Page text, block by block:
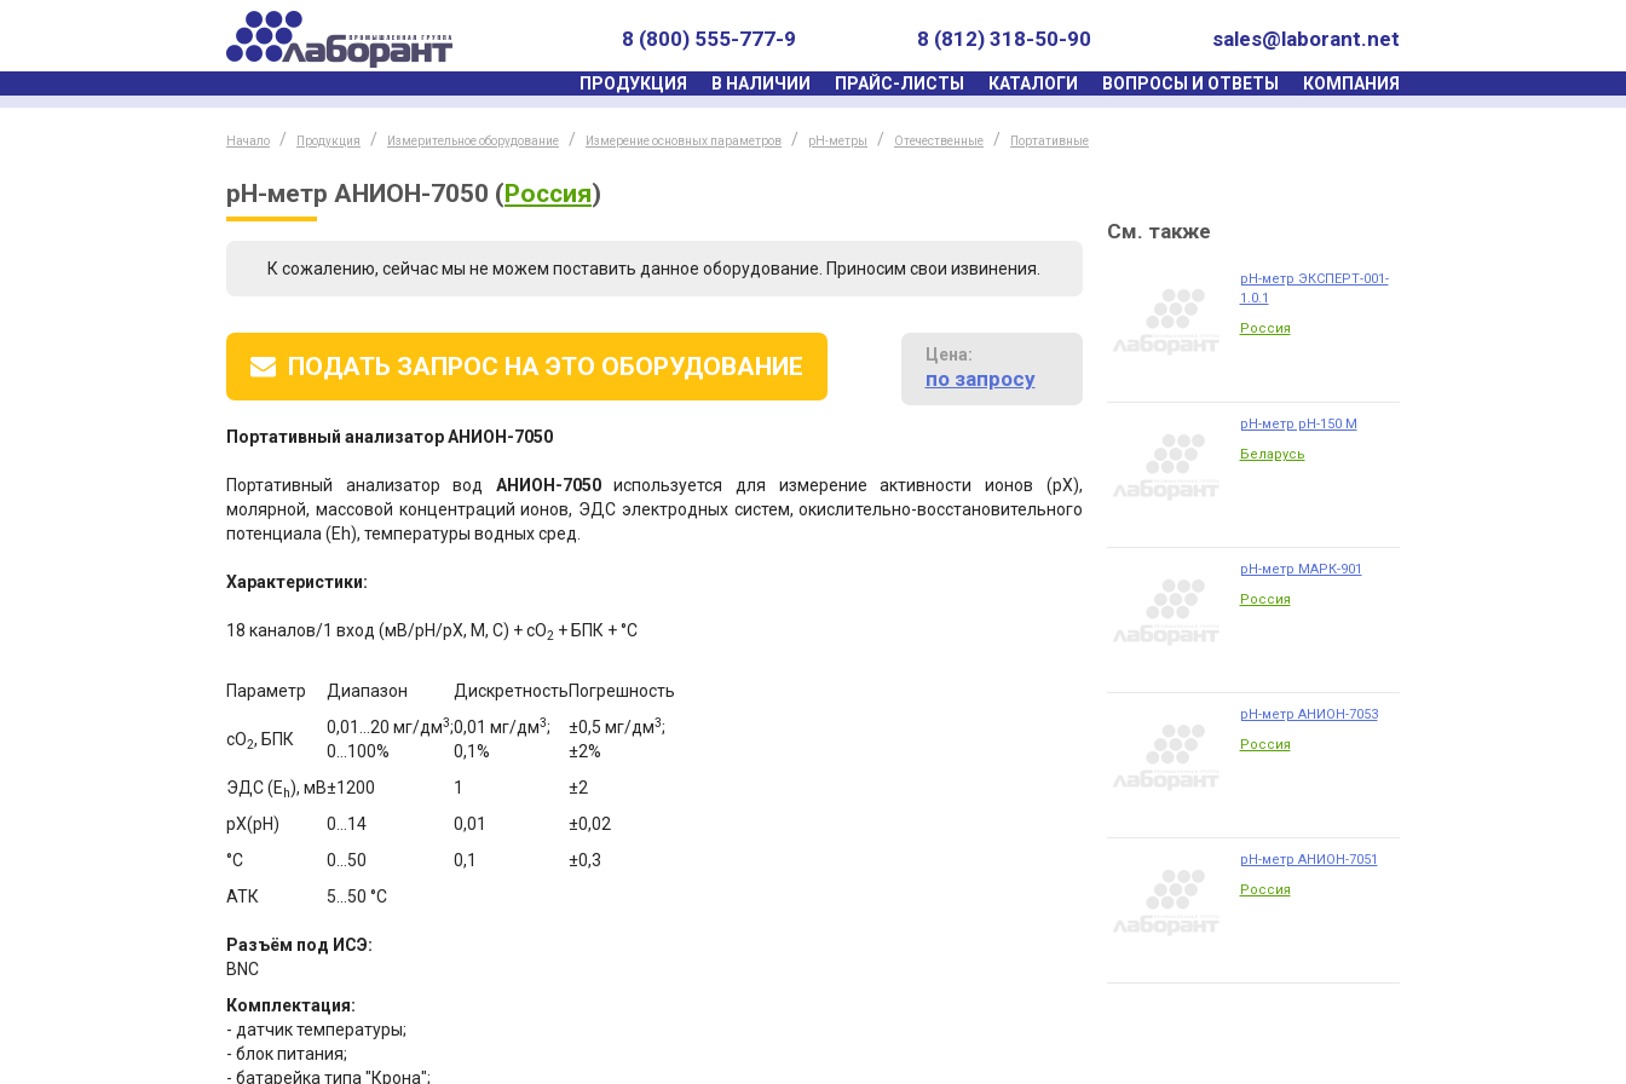
sales@laborant.net
8 (812) 318-50-90
8 (800) 555-777-9
ПРОДУКЦИЯ В НАЛИЧИИ ПРАЙС-ЛИСТЫ КАТАЛОГИ ВОПРОСЫ И ОТВЕТЫ КОМПАНИЯ
Начало Продукция Измерительное оборудование Измерение основных параметров pH-метры Отечественные Портативные
pH-метр АНИОН-7050 (Россия)
К сожалению, сейчас мы не можем поставить данное оборудование. Приносим свои извинения.
ПОДАТЬ ЗАПРОС НА ЭТО ОБОРУДОВАНИЕ Цена:
по запросу
Портативный анализатор АНИОН-7050
Портативный анализатор вод АНИОН-7050используется для измерение активности ионов (рХ),
молярной, массовой концентраций ионов, ЭДС электродных систем, окислительно-восстановительного
потенциала (Еh), температуры водных сред.
Характеристики:
18 каналов/1 вход (мВ/pH/рХ, М, С) + cO2 + БПК + °С
Параметр Диапазон ДискретностьПогрешность
сО2, БПК
0,01…20 мг/дм3;
0…100%
0,01 мг/дм3;
0,1%
±0,5 мг/дм3;
±2%
ЭДС (Eh), мВ±1200 1
±2
рХ(рН)
0…14 0,01
±0,02
°C
0…50 0,1
±0,3
АТК
5…50 °C
Разъём под ИСЭ:
BNC
Комплектация:
- датчик температуры;
- блок питания;
- батарейка типа "Крона";
См. также
pH-метр ЭКСПЕРТ-001-
1.0.1
Россия
pH-метр рН-150 М
Беларусь
pH-метр МАРК-901
Россия
pH-метр АНИОН-7053
Россия
pH-метр АНИОН-7051
Россия